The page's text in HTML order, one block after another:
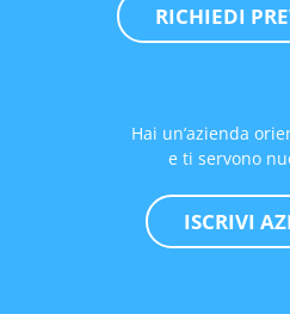
RICHIEDI
Hai un’azienda
e ti servono
ISCRIVI